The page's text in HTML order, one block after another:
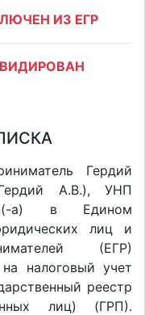
ИЗ ЕГР
Гердий
А.В.), УНП
а) в Едином
лиц и
(ЕГР)
налоговый учет
реестр
лиц) (ГРП).